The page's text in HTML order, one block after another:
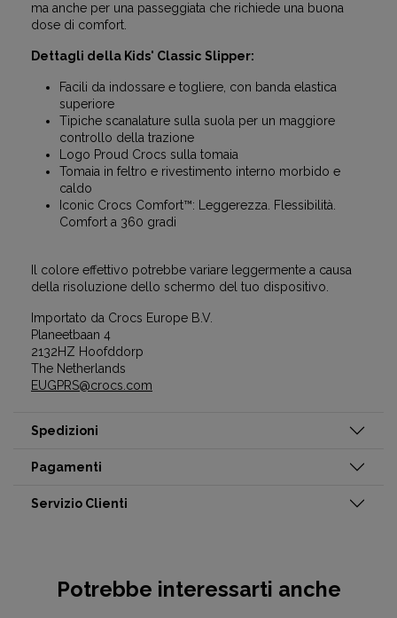
ma anche per una passeggiata che richiede una buona
dose di comfort.
Dettagli della Kids' Classic Slipper:
Facili da indossare e togliere, con banda elastica
superiore
Tipiche scanalature sulla suola per un maggiore
controllo della trazione
Logo Proud Crocs sulla tomaia
Tomaia in feltro e rivestimento interno morbido e
caldo
Iconic Crocs Comfort™: Leggerezza. Flessibilità.
Comfort a 360 gradi
Il colore effettivo potrebbe variare leggermente a causa
della risoluzione dello schermo del tuo dispositivo.
Importato da Crocs Europe B.V.
Planeetbaan 4
2132HZ Hoofddorp
The Netherlands
EUGPRS@crocs.com
Spedizioni
Pagamenti
Servizio Clienti
Potrebbe interessarti anche